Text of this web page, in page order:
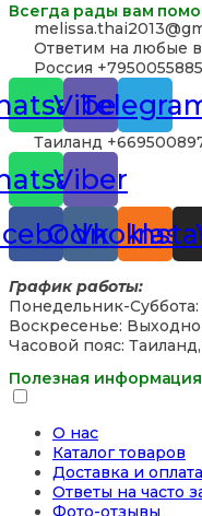
Всегда рады вам
Ответим на любые
Россия
Viber
Таиланд
Viber
Vk
График работы:
Понедельник-
Воскресенье:
Часовой пояс:
Полезная информация
О нас
Каталог товаров
Доставка и оплата
Ответы на часто
Фото-отзывы